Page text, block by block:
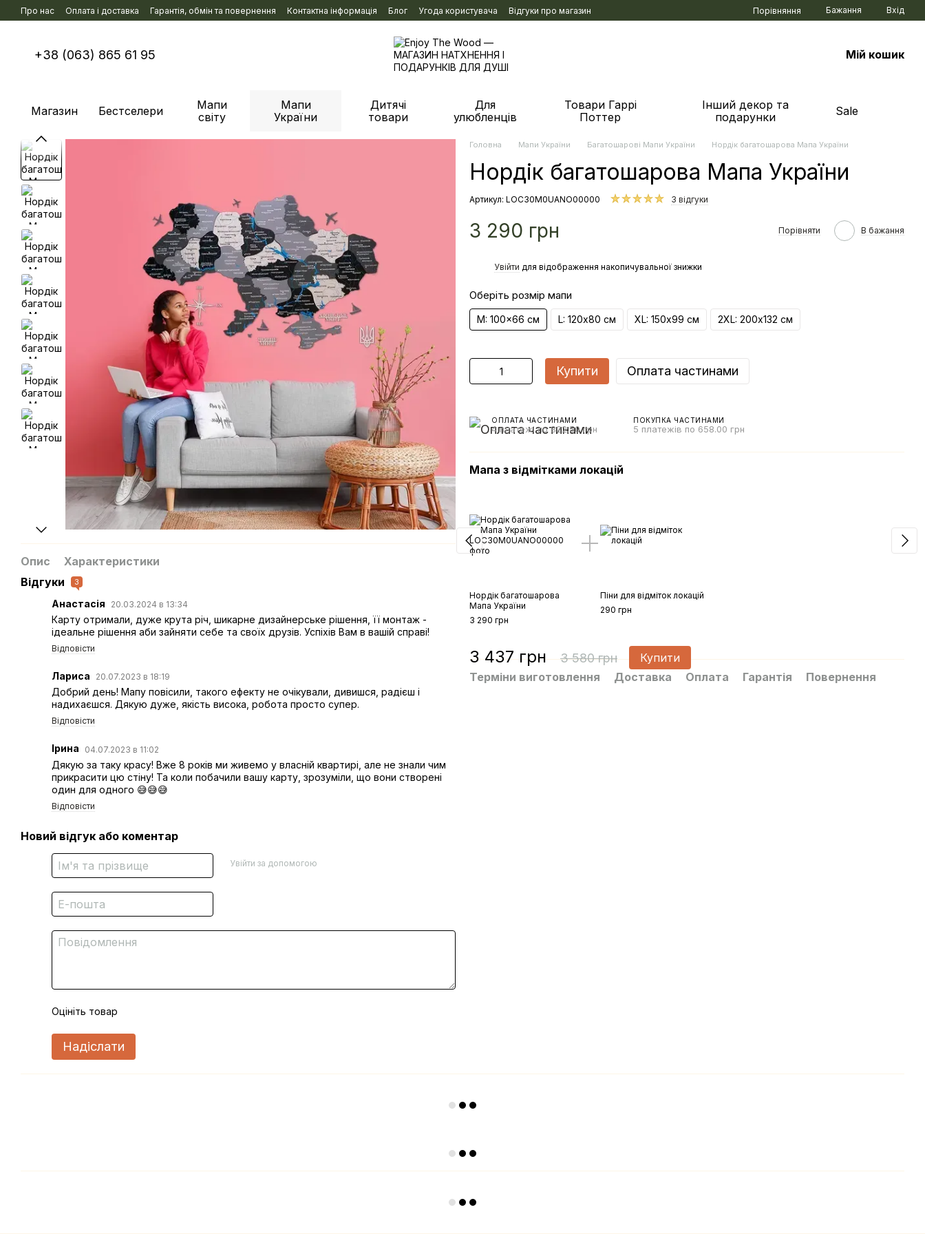
Перейти к основному контенту
Про нас Оплата і доставка Гарантія, обмін та повернення Контактна інформація Блог Угода користувача Відгуки про магазин Порівняння Бажання Вхід
+38 (063) 865 61 95 Мій кошик
Магазин Бестселери
Мапи
світу
Мапи
України
Дитячі
товари
Для
улюбленців
Товари Гаррі
Поттер
Інший декор та
подарунки
Sale
Опис
Характеристики
Відгуки
3
Анастасія 20.03.2024 в 13:34
Карту отримали, дуже крута річ, шикарне дизайнерське рішення, її монтаж -
ідеальне рішення аби зайняти себе та своїх друзів. Успіхів Вам в вашій справі!
Відповісти
Лариса 20.07.2023 в 18:19
Добрий день! Мапу повісили, такого ефекту не очікували, дивишся, радієш і
надихаєшся. Дякую дуже, якість висока, робота просто супер.
Відповісти
Ірина 04.07.2023 в 11:02
Дякую за таку красу! Вже 8 років ми живемо у власній квартирі, але не знали чим
прикрасити цю стіну! Та коли побачили вашу карту, зрозуміли, що вони створені
один для одного 😅😅😅
Відповісти
Новий відгук або коментар
Увійти за допомогою
Оцініть товар
Надіслати
Головна Мапи України Багатошарові Мапи України Нордік багатошарова Мапа України
Нордік багатошарова Мапа України
Артикул: LOС30M0UANO00000 3 відгуки
3 290 грн Порівняти В бажання
Увійти для відображення накопичувальної знижки
Оберіть розмір мапи
M: 100x66 см L: 120х80 см XL: 150х99 см 2XL: 200х132 см
Купити Оплата частинами
ОПЛАТА ЧАСТИНАМИ
4 платежі по 822.50 грн
ПОКУПКА ЧАСТИНАМИ
5 платежів по 658.00 грн
Мапа з відмітками локацій
Нордік багатошарова
Мапа України
3 290 грн
Піни для відміток локацій
290 грн
3 437 грн 3 580 грн Купити
Терміни виготовлення Доставка Оплата Гарантія Повернення